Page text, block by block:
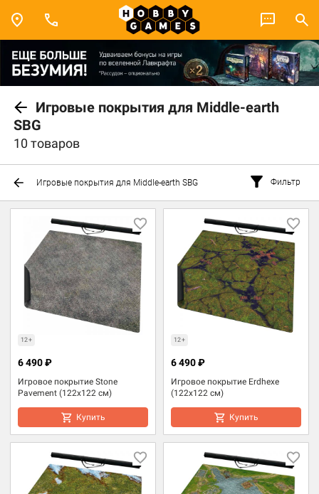
Игровые покрытия для Middle-earth
SBG
10 товаров
Игровые покрытия для Middle-earth SBG Фильтр
12+
Игровое покрытие Stone
Pavement (122x122 см)
6 490 ₽
Купить
12+
Игровое покрытие Erdhexe
(122x122 см)
6 490 ₽
Купить